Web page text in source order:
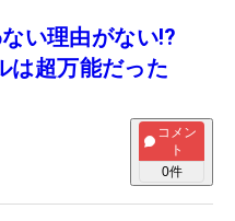
い理由がない!?
は超万能だった
コメン
ト
0件